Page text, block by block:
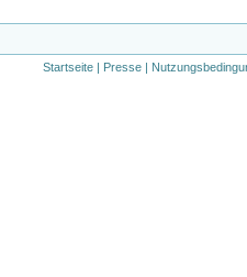
Startseite | Presse |